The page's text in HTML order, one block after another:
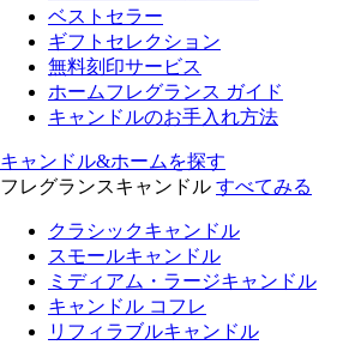
ベストセラー
ギフトセレクション
無料刻印サービス
ホームフレグランス ガイド
キャンドルのお手入れ方法
キャンドル&ホームを探す
フレグランスキャンドル すべてみる
クラシックキャンドル
スモールキャンドル
ミディアム・ラージキャンドル
キャンドル コフレ
リフィラブルキャンドル